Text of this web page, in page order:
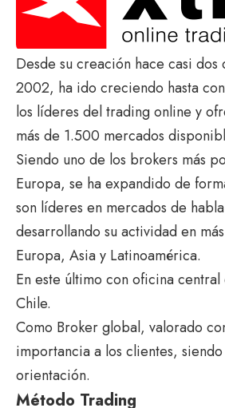
Desde su creación hace casi dos
2002, ha ido creciendo hasta
los líderes del trading online y
más de 1.500 mercados
Siendo uno de los brokers más
Europa, se ha expandido de
son líderes en mercados de
desarrollando su actividad en
Europa, Asia y Latinoamérica.
En este último con oficina
Chile.
Como Broker global, valorado
importancia a los clientes,
orientación.
Método Trading